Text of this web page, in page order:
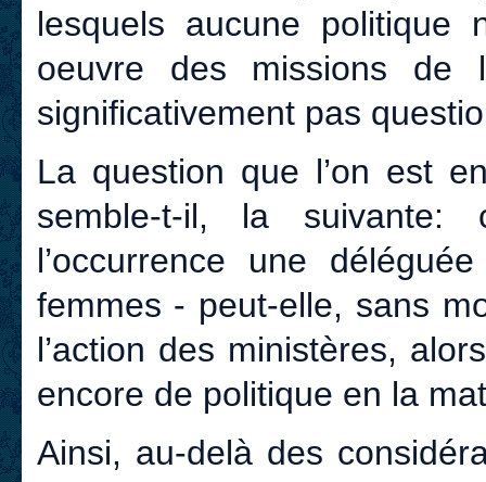
lesquels aucune
oeuvre des missions de
significativement pas
La question que l’on est
semble-t-il, la
l’occurrence une
femmes - peut-elle, sans
l’action des ministères,
encore de politique en la
Ainsi, au-delà des